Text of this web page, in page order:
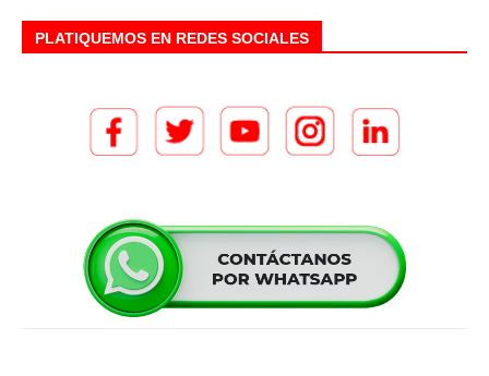
PLATIQUEMOS EN REDES SOCIALES